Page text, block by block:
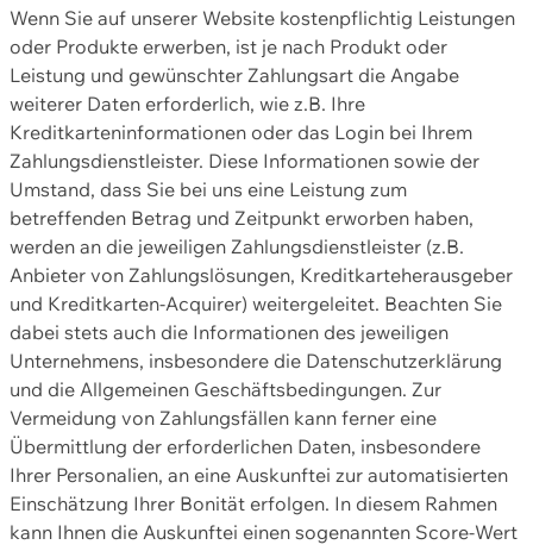
Wenn Sie auf unserer Website kostenpflichtig Leistungen
oder Produkte erwerben, ist je nach Produkt oder
Leistung und gewünschter Zahlungsart die Angabe
weiterer Daten erforderlich, wie z.B. Ihre
Kreditkarteninformationen oder das Login bei Ihrem
Zahlungsdienstleister. Diese Informationen sowie der
Umstand, dass Sie bei uns eine Leistung zum
betreffenden Betrag und Zeitpunkt erworben haben,
werden an die jeweiligen Zahlungsdienstleister (z.B.
Anbieter von Zahlungslösungen, Kreditkarteherausgeber
und Kreditkarten-Acquirer) weitergeleitet. Beachten Sie
dabei stets auch die Informationen des jeweiligen
Unternehmens, insbesondere die Datenschutzerklärung
und die Allgemeinen Geschäftsbedingungen. Zur
Vermeidung von Zahlungsfällen kann ferner eine
Übermittlung der erforderlichen Daten, insbesondere
Ihrer Personalien, an eine Auskunftei zur automatisierten
Einschätzung Ihrer Bonität erfolgen. In diesem Rahmen
kann Ihnen die Auskunftei einen sogenannten Score-Wert